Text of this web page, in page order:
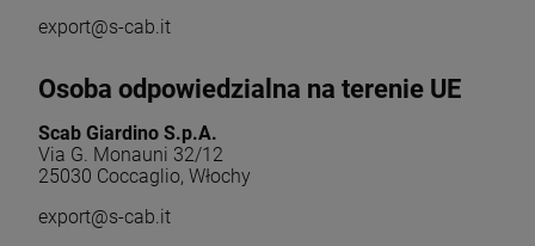
export@s-cab.it
Osoba odpowiedzialna na terenie UE
Scab Giardino S.p.A.
Via G. Monauni 32/12
25030 Coccaglio, Włochy
export@s-cab.it